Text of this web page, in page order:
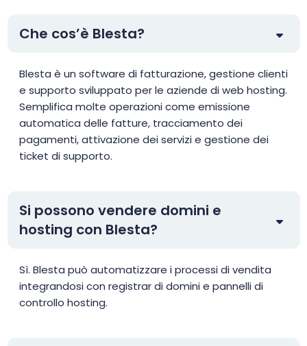
Che cos’è Blesta?
Blesta è un software di fatturazione, gestione clienti
e supporto sviluppato per le aziende di web hosting.
Semplifica molte operazioni come emissione
automatica delle fatture, tracciamento dei
pagamenti, attivazione dei servizi e gestione dei
ticket di supporto.
Si possono vendere domini e
hosting con Blesta?
Sì. Blesta può automatizzare i processi di vendita
integrandosi con registrar di domini e pannelli di
controllo hosting.